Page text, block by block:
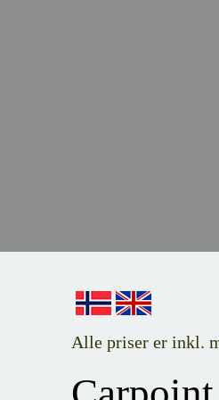
Alle priser er inkl.